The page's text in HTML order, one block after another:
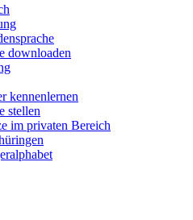
downloaden
kennenlernen
stellen
im privaten Bereich